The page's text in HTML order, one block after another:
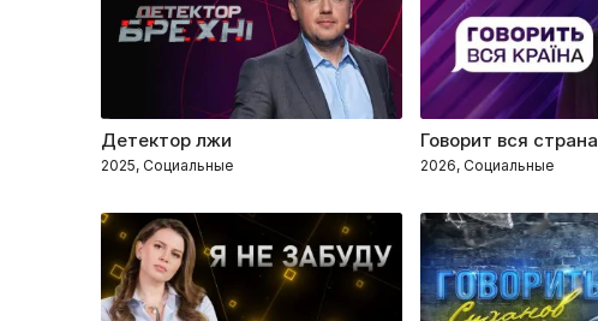
Детектор лжи
2025, Социальные
Говорит вся страна
2026, Социальные